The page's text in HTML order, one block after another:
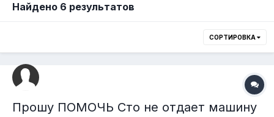
Найдено 6 результатов
СОРТИРОВКА
Прошу ПОМОЧЬ Сто не отдает машину